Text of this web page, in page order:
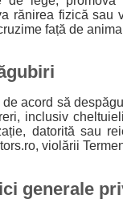
rănirea fizică sau
față de
de acord să
inclusiv
datorită sau
violării
generale